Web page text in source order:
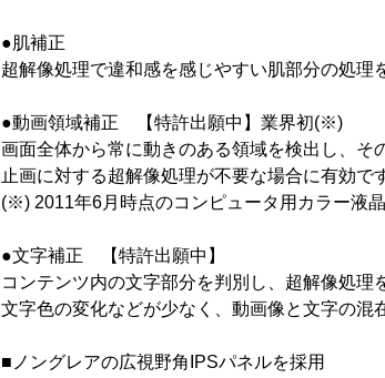
●肌補正
超解像処理で違和感を感じやすい肌部分の処理
●動画領域補正 【特許出願中】業界初(※)
画面全体から常に動きのある領域を検出し、
止画に対する超解像処理が不要な場合に有効で
(※) 2011年6月時点のコンピュータ用カラー液
●文字補正 【特許出願中】
コンテンツ内の文字部分を判別し、超解像処理
文字色の変化などが少なく、動画像と文字の混
■ノングレアの広視野角IPSパネルを採用